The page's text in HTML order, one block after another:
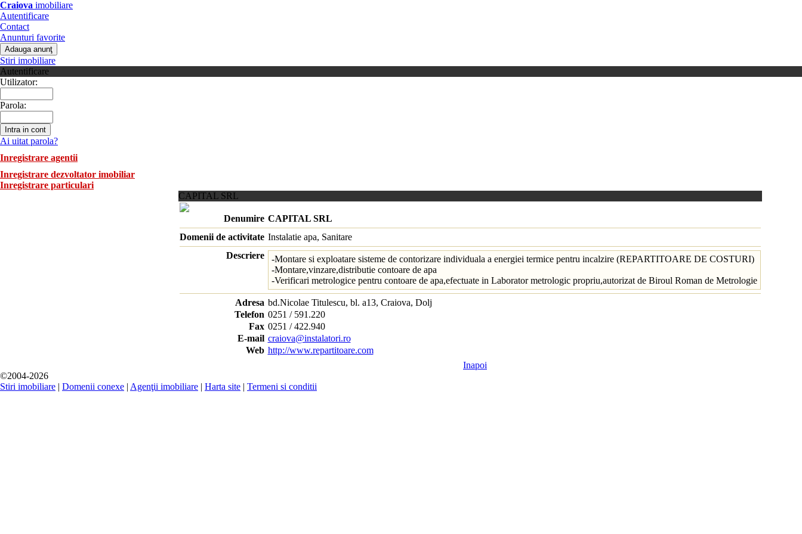
Craiova imobiliare
Autentificare
Contact
Anunturi favorite
Stiri imobiliare
Autentificare
Utilizator:
Parola:
Ai uitat parola?
Inregistrare agentii
Inregistrare dezvoltator imobiliar
Inregistrare particulari
CAPITAL SRL
Denumire CAPITAL SRL
Domenii de activitate Instalatie apa, Sanitare
Descriere
-Montare si exploatare sisteme de contorizare individuala a energiei termice pentru incalzire (REPARTITOARE DE COSTURI)
-Montare,vinzare,distributie contoare de apa
-Verificari metrologice pentru contoare de apa,efectuate in Laborator metrologic propriu,autorizat de Biroul Roman de Metrologie
Adresa bd.Nicolae Titulescu, bl. a13, Craiova, Dolj
Telefon 0251 / 591.220
Fax 0251 / 422.940
E-mail craiova@instalatori.ro
Web http://www.repartitoare.com
Inapoi
©2004-2026
Stiri imobiliare | Domenii conexe | Agenţii imobiliare | Harta site | Termeni si conditii